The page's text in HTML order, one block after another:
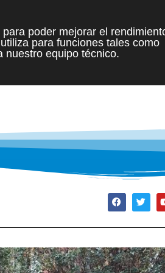
poder mejorar el
para funciones tales como
nuestro equipo técnico.